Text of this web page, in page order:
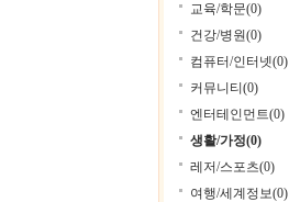
교육/학문(0)
건강/병원(0)
컴퓨터/인터넷(0)
커뮤니티(0)
엔터테인먼트(0)
생활/가정(0)
레저/스포츠(0)
여행/세계정보(0)